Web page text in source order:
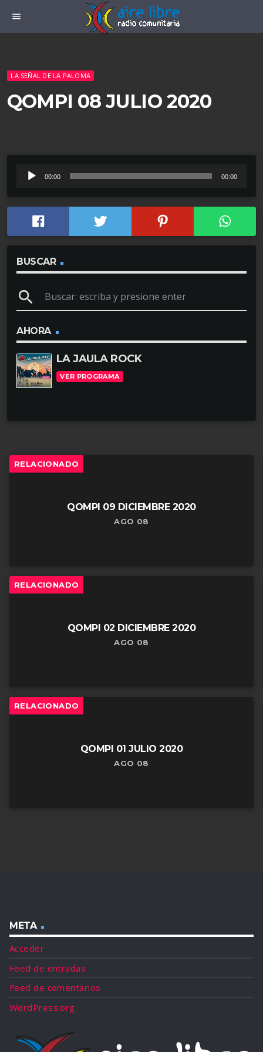
menu
LA SEÑAL DE LA PALOMA
QOMPI 08 JULIO 2020
p
o
d
c
t
o
d
e
i
o
00:00 00:00
BUSCAR
search
AHORA
LA JAULA ROCK
VER PROGRAMA
RELACIONADO
QOMPI 09 DICIEMBRE 2020
AGO 08
RELACIONADO
QOMPI 02 DICIEMBRE 2020
AGO 08
RELACIONADO
QOMPI 01 JULIO 2020
AGO 08
META
Acceder
Feed de entradas
Feed de comentarios
WordPress.org